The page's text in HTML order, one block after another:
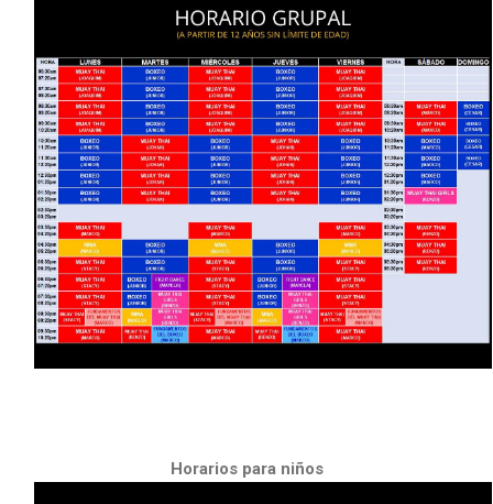
Horarios para niños